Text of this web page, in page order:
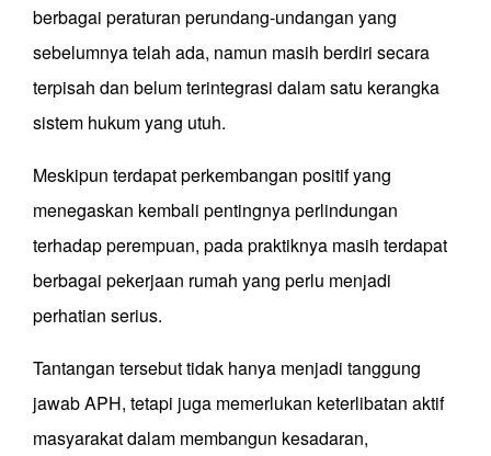
berbagai peraturan perundang-undangan yang
sebelumnya telah ada, namun masih berdiri secara
terpisah dan belum terintegrasi dalam satu kerangka
sistem hukum yang utuh.
Meskipun terdapat perkembangan positif yang
menegaskan kembali pentingnya perlindungan
terhadap perempuan, pada praktiknya masih terdapat
berbagai pekerjaan rumah yang perlu menjadi
perhatian serius.
Tantangan tersebut tidak hanya menjadi tanggung
jawab APH, tetapi juga memerlukan keterlibatan aktif
masyarakat dalam membangun kesadaran,